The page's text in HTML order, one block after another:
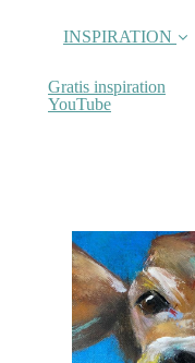
INSPIRATION
Gratis inspiration
YouTube